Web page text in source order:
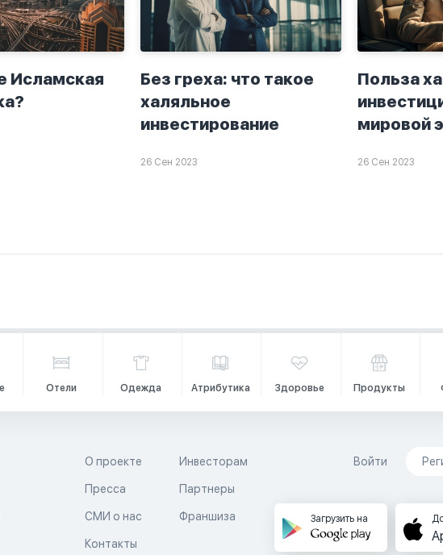
примется,совершила
истихар во время
тахаджуд...
Исламская
Без греха: что такое
халяльное
инвестирование
26 Сен 2023
Польза
мировой
26 Сен 2023
Отели Одежда Атрибутика Здоровье Продукты
О проекте
Пресса
СМИ о нас
Контакты
Инвесторам
Партнеры
Франшиза
Войти
Загрузить на